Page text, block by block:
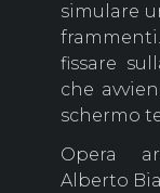
simulare
fissare
che
schermo
Opera
Alberto